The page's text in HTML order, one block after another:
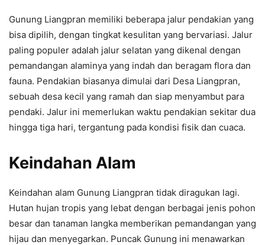
Gunung Liangpran memiliki beberapa jalur pendakian yang
bisa dipilih, dengan tingkat kesulitan yang bervariasi. Jalur
paling populer adalah jalur selatan yang dikenal dengan
pemandangan alaminya yang indah dan beragam flora dan
fauna. Pendakian biasanya dimulai dari Desa Liangpran,
sebuah desa kecil yang ramah dan siap menyambut para
pendaki. Jalur ini memerlukan waktu pendakian sekitar dua
hingga tiga hari, tergantung pada kondisi fisik dan cuaca.
Keindahan Alam
Keindahan alam Gunung Liangpran tidak diragukan lagi.
Hutan hujan tropis yang lebat dengan berbagai jenis pohon
besar dan tanaman langka memberikan pemandangan yang
hijau dan menyegarkan. Puncak Gunung ini menawarkan